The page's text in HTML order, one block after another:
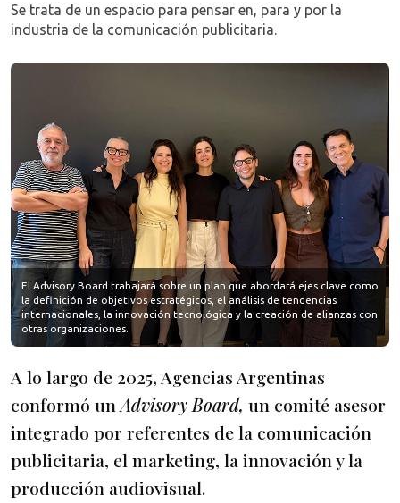
Se trata de un espacio para pensar en, para y por la
industria de la comunicación publicitaria.
El Advisory Board trabajará sobre un plan que abordará ejes clave como
la definición de objetivos estratégicos, el análisis de tendencias
internacionales, la innovación tecnológica y la creación de alianzas con
otras organizaciones.
A lo largo de 2025, Agencias Argentinas
conformó unAdvisory Board, un comité asesor
integrado por referentes de la comunicación
publicitaria, el marketing, la innovación y la
producción audiovisual.